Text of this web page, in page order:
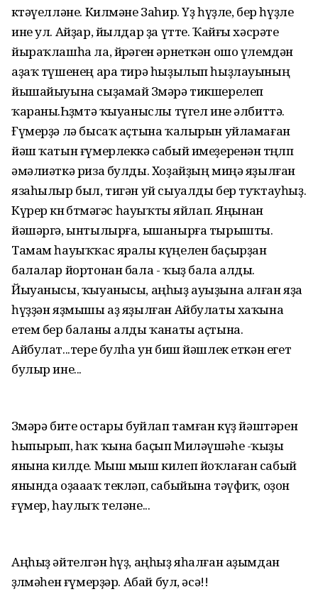
көтәүелләне. Килмәне Заһир. Үҙ һүҙле, бер һүҙле
ине ул. Айҙар, йылдар ҙа үтте. Ҡайғы хәсрәте
йыраҡлашһа ла, йөрәген әрнеткән ошо үлемдән
аҙаҡ түшенең ара тирә һыҙылып һыҙлауының
йышайыуына сыҙамай Зөмәрә тикшерелеп
ҡараны.Һөҙөмтә ҡыуаныслы түгел ине әлбиттә.
Ғүмерҙә лә бысаҡ аҫтына ҡалырын уйламаған
йәш ҡатын ғүмерлеккә сабый имеҙеренән төңөлөп
әмәлиәткә риза булды. Хоҙайҙың миңә яҙылған
язаһылыр был, тигән уй сыуалды бер туҡтауһыҙ.
Күрер көнө бөтмәгәс һауыҡты яйлап. Яңынан
йәшәргә, ынтылырға, ышанырға тырышты.
Тамам һауыҡҡас яралы күңелен баҫырҙан
балалар йортонан бала - ҡыҙ бала алды.
Йыуанысы, ҡыуанысы, аңһыҙ ауыҙына алған яҙа
һүҙҙән яҙмышы аҙ яҙылған Айбулаты хаҡына
етем бер баланы алды ҡанаты аҫтына.
Айбулат...тере булһа ун биш йәшлек еткән егет
булыр ине...
Зөмәрә бите остары буйлап тамған күҙ йәштәрен
һыпырып, һаҡ ҡына баҫып Миләүшәһе -ҡыҙы
янына килде. Мыш мыш килеп йоҡлаған сабый
янында оҙаааҡ текләп, сабыйына тәүфиҡ, оҙон
ғүмер, һаулыҡ теләне...
Аңһыҙ әйтелгән һүҙ, аңһыҙ яһалған аҙымдан
өҙөлмәһен ғүмерҙәр. Абай бул, әсә!!